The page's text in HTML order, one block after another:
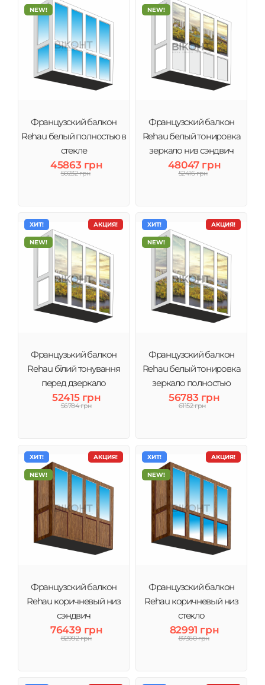
NEW!
Французский балкон
Rehau белый полностью в
стекле
45863 грн
50232 грн
NEW!
Французский балкон
Rehau белый тонировка
зеркало низ сэндвич
48047 грн
52416 грн
АКЦИЯ!
ХИТ!
NEW!
Французький балкон
Rehau білий тонування
перед дзеркало
52415 грн
56784 грн
АКЦИЯ!
ХИТ!
NEW!
Французский балкон
Rehau белый тонировка
зеркало полностью
56783 грн
61152 грн
АКЦИЯ!
ХИТ!
NEW!
Французский балкон
Rehau коричневый низ
сэндвич
76439 грн
82992 грн
АКЦИЯ!
ХИТ!
NEW!
Французский балкон
Rehau коричневый низ
стекло
82991 грн
87360 грн